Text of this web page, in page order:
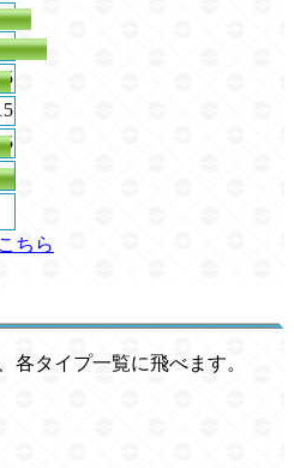
ちら
タイプ一覧に飛べます。